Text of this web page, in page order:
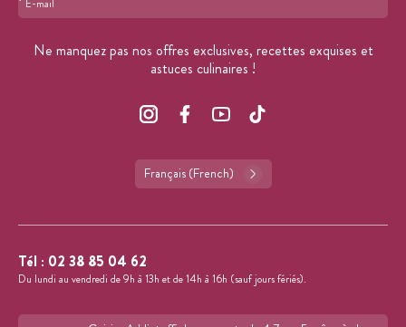
Format : adresse@email.com
Ne manquez pas nos offres exclusives, recettes exquises et
astuces culinaires !
Français (French)
Tél : 02 38 85 04 62
Du lundi au vendredi de 9h à 13h et de 14h à 16h (sauf jours fériés).